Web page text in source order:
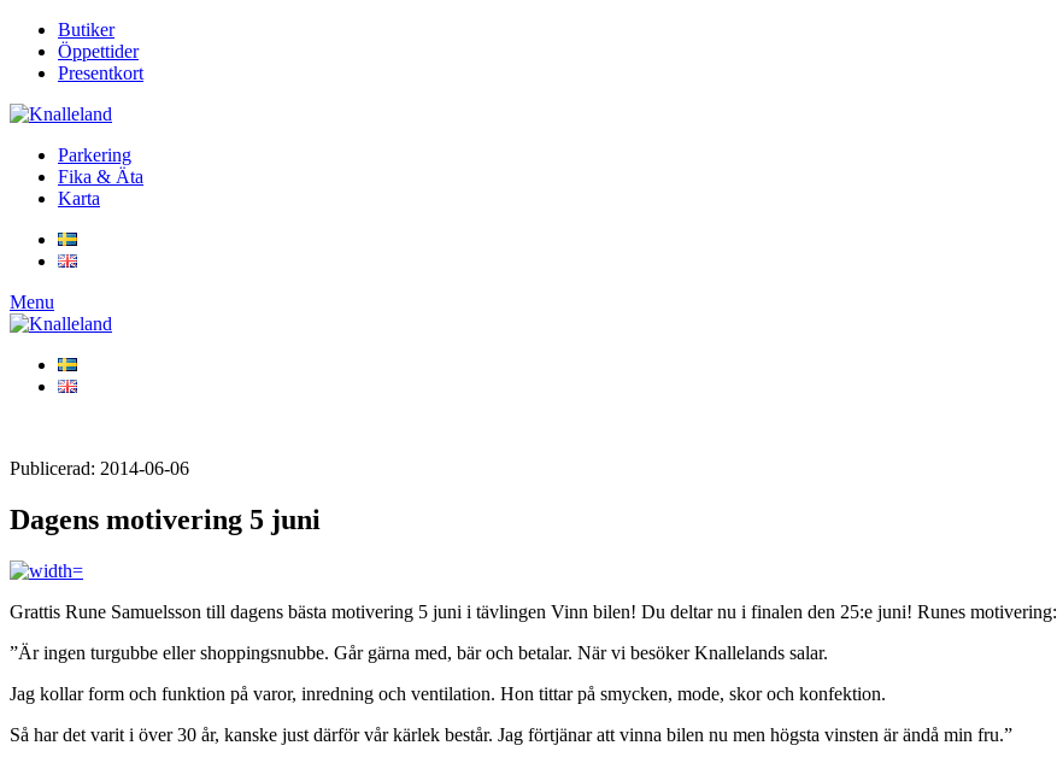
Butiker
Öppettider
Presentkort
Parkering
Fika & Äta
Karta
Menu
Publicerad: 2014-06-06
Dagens motivering 5 juni
Grattis Rune Samuelsson till dagens bästa motivering 5 juni i tävlingen Vinn bilen! Du deltar nu i finalen den 25:e juni! Runes motivering:
”Är ingen turgubbe eller shoppingsnubbe. Går gärna med, bär och betalar. När vi besöker Knallelands salar.
Jag kollar form och funktion på varor, inredning och ventilation. Hon tittar på smycken, mode, skor och konfektion.
Så har det varit i över 30 år, kanske just därför vår kärlek består. Jag förtjänar att vinna bilen nu men högsta vinsten är ändå min fru.”